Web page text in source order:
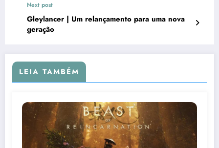
Next post
Gleylancer | Um relançamento para uma nova
geração
LEIA TAMBÉM